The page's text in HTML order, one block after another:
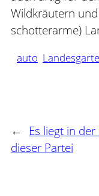
Wildkräutern
schotterarme)
auto
←
Es liegt in der
dieser Partei